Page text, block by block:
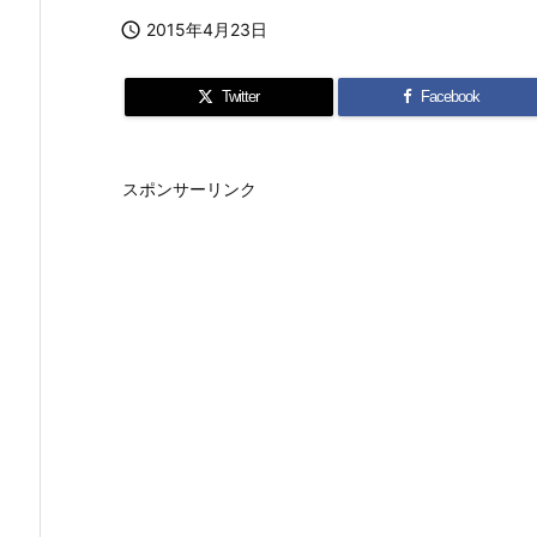
 2015年4月23日
Twitter Facebook
スポンサーリンク